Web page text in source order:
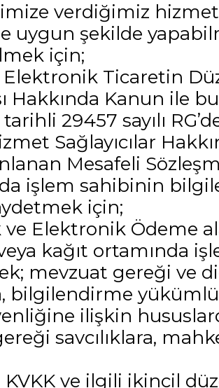
verdiğimiz
uygun şekilde
için;
Elektronik Ticaretin
Hakkında Kanun ile
tarihli 29457 sayılı
Sağlayıcılar
Mesafeli
işlem sahibinin
için;
ve Elektronik Ödeme
kağıt ortamında
mevzuat gereği ve
bilgilendirme
ilişkin
savcılıklara,
KVKK ve ilgili ikincil